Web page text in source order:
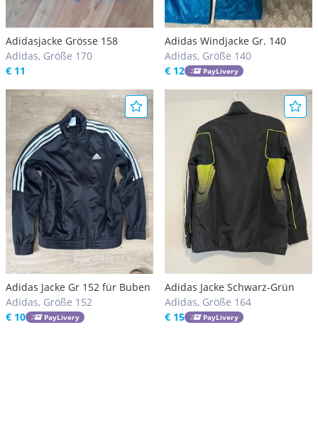
Adidasjacke Grösse 158
Adidas, Größe 170
€ 11
Adidas Windjacke Gr. 140
Adidas, Größe 140
€ 12
PayLivery
Adidas Jacke Gr 152 für Buben
Adidas, Größe 152
€ 10
PayLivery
Adidas Jacke Schwarz-Grün
Adidas, Größe 164
€ 15
PayLivery